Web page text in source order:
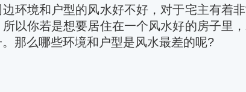
边环境和户型的风水好不好，对于宅主有着
所以你若是想要居住在一个风水好的房子里
那么哪些环境和户型是风水最差的呢?